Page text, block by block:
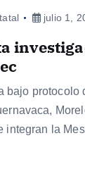
julio 1,
bajo protocolo
integran la